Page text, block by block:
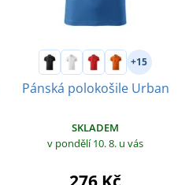
+15
Pánská polokošile Urban
SKLADEM
v pondělí 10. 8. u vás